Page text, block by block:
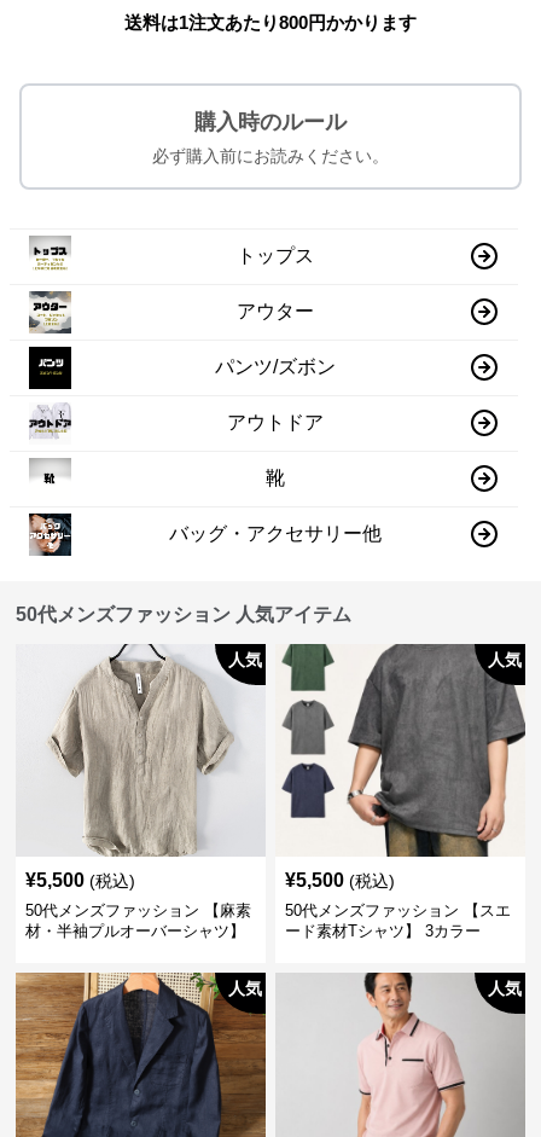
送料は1注文あたり800円かかります
購入時のルール
必ず購入前にお読みください。
トップス
アウター
パンツ/ズボン
アウトドア
靴
バッグ・アクセサリー他
50代メンズファッション 人気アイテム
人気
¥5,500 (税込)
50代メンズファッション 【麻素
材・半袖プルオーバーシャツ】
人気
¥5,500 (税込)
50代メンズファッション 【スエ
ード素材Tシャツ】 3カラー
人気 人気